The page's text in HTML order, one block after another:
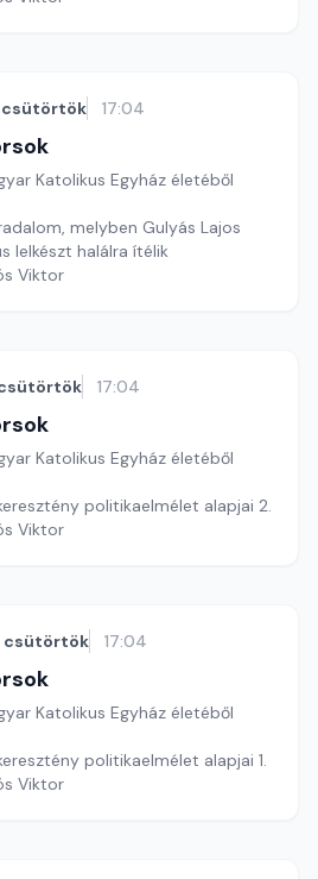
csütörtök 17:04
Katolikus Egyház életéből
melyben Gulyás Lajos
lelkészt halálra ítélik
Viktor
17:04
Katolikus Egyház életéből
politikaelmélet alapjai 2.
Viktor
csütörtök 17:04
Katolikus Egyház életéből
politikaelmélet alapjai 1.
Viktor